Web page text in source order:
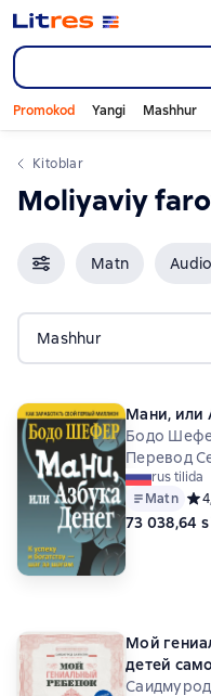
Promokod Yangi Mashhur
Kitoblar
Moliyaviy
Matn Audio
Mashhur
Мани, или
Бодо
Перевод
rus tilida
Matn
73 038,64
Мой
детей